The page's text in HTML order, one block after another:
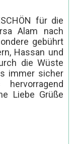
für die
Alam nach
gebührt
Hassan und
die Wüste
immer sicher
Liebe Grüße